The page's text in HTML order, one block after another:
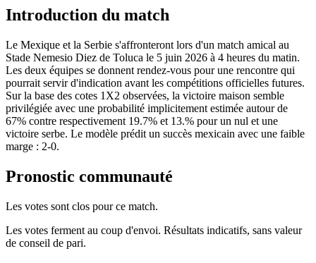
Introduction du match
Le Mexique et la Serbie s'affronteront lors d'un match amical au
Stade Nemesio Diez de Toluca le 5 juin 2026 à 4 heures du matin.
Les deux équipes se donnent rendez-vous pour une rencontre qui
pourrait servir d'indication avant les compétitions officielles futures.
Sur la base des cotes 1X2 observées, la victoire maison semble
privilégiée avec une probabilité implicitement estimée autour de
67% contre respectivement 19.7% et 13.% pour un nul et une
victoire serbe. Le modèle prédit un succès mexicain avec une faible
marge : 2-0.
Pronostic communauté
Les votes sont clos pour ce match.
Les votes ferment au coup d'envoi. Résultats indicatifs, sans valeur
de conseil de pari.